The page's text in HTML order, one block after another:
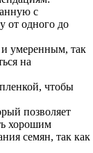
с
от одного до
умеренным, так
на
чтобы
позволяет
хорошим
семян, так как